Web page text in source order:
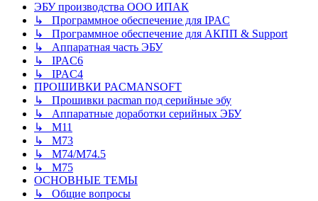
ЭБУ производства ООО ИПАК
↳ Программное обеспечение для IPAC
↳ Программное обеспечение для АКПП & Support
↳ Аппаратная часть ЭБУ
↳ IPAC6
↳ IPAC4
ПРОШИВКИ PACMANSOFT
↳ Прошивки pacman под серийные эбу
↳ Аппаратные доработки серийных ЭБУ
↳ M11
↳ М73
↳ М74/М74.5
↳ M75
ОСНОВНЫЕ ТЕМЫ
↳ Общие вопросы